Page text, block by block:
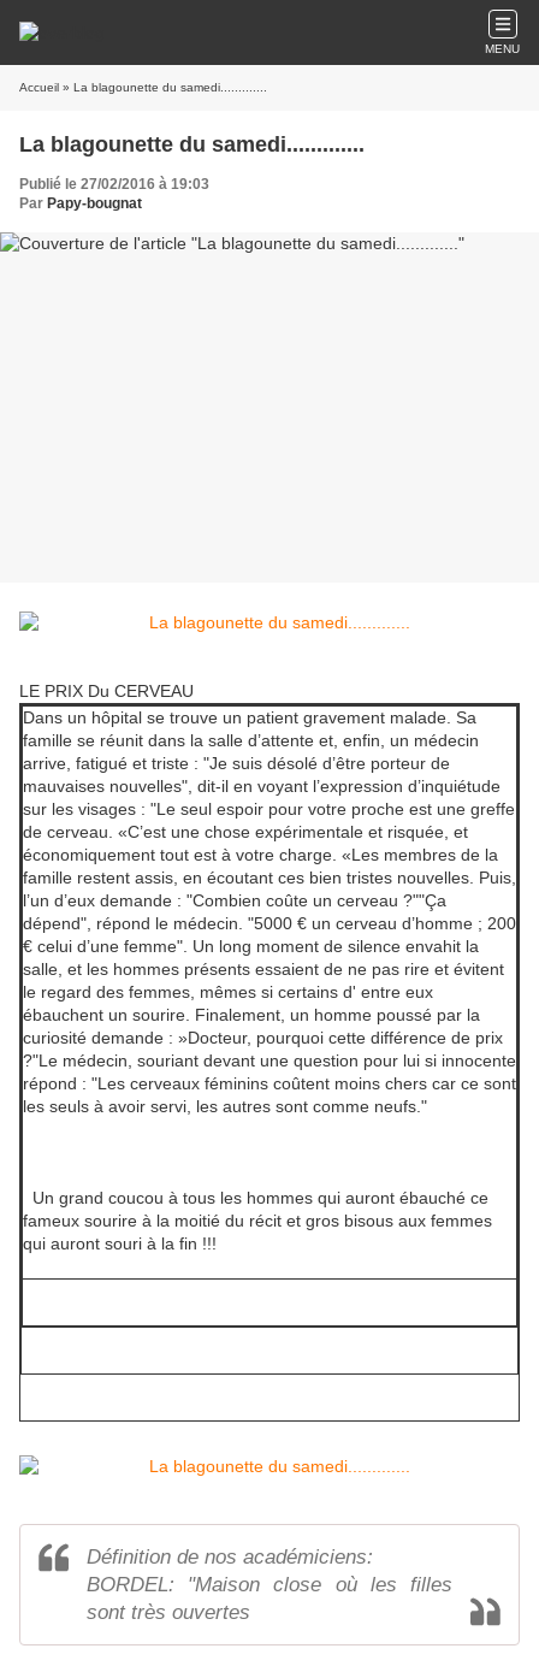
MENU
Accueil » La blagounette du samedi.............
La blagounette du samedi.............
Publié le 27/02/2016 à 19:03
Par Papy-bougnat
LE PRIX Du CERVEAU
Dans un hôpital se trouve un patient gravement malade. Sa
famille se réunit dans la salle d’attente et, enfin, un médecin
arrive, fatigué et triste : "Je suis désolé d’être porteur de
mauvaises nouvelles", dit-il en voyant l’expression d’inquiétude
sur les visages : "Le seul espoir pour votre proche est une greffe
de cerveau. «C’est une chose expérimentale et risquée, et
économiquement tout est à votre charge. «Les membres de la
famille restent assis, en écoutant ces bien tristes nouvelles. Puis,
l’un d’eux demande : "Combien coûte un cerveau ?""Ça
dépend", répond le médecin. "5000 € un cerveau d’homme ; 200
€ celui d’une femme". Un long moment de silence envahit la
salle, et les hommes présents essaient de ne pas rire et évitent
le regard des femmes, mêmes si certains d' entre eux
ébauchent un sourire. Finalement, un homme poussé par la
curiosité demande : »Docteur, pourquoi cette différence de prix
?"Le médecin, souriant devant une question pour lui si innocente
répond : "Les cerveaux féminins coûtent moins chers car ce sont
les seuls à avoir servi, les autres sont comme neufs."
Un grand coucou à tous les hommes qui auront ébauché ce
fameux sourire à la moitié du récit et gros bisous aux femmes
qui auront souri à la fin !!!
Définition de nos académiciens:
BORDEL: "Maison close où les filles
sont très ouvertes